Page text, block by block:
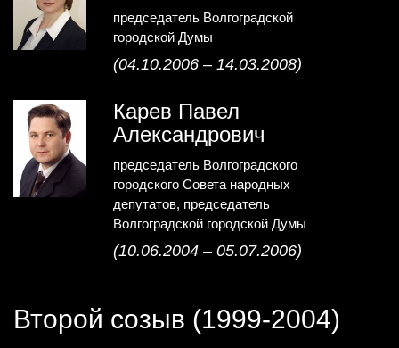
председатель Волгоградской
городской Думы
(04.10.2006 – 14.03.2008)
Карев Павел
Александрович
председатель Волгоградского
городского Совета народных
депутатов, председатель
Волгоградской городской Думы
(10.06.2004 – 05.07.2006)
Второй созыв (1999-2004)